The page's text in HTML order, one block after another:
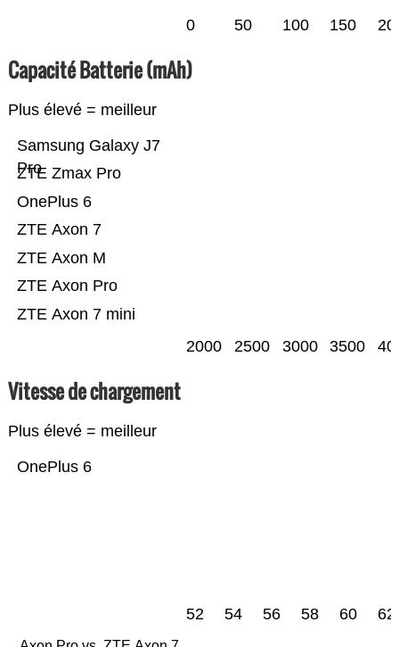
0 50 100 150
Capacité Batterie (mAh)
Plus élevé = meilleur
ZTE Axon 7 mini
ZTE Axon Pro
ZTE Axon M
ZTE Axon 7
OnePlus 6
ZTE Zmax Pro
Samsung Galaxy J7
Pro
2000 2500 3000 3500
Vitesse de chargement
Plus élevé = meilleur
OnePlus 6
52 54 56 58 60 62